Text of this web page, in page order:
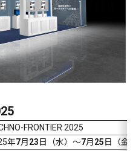
FRONTIER 2025
年7月 23 日（水）～7月 25 日（金